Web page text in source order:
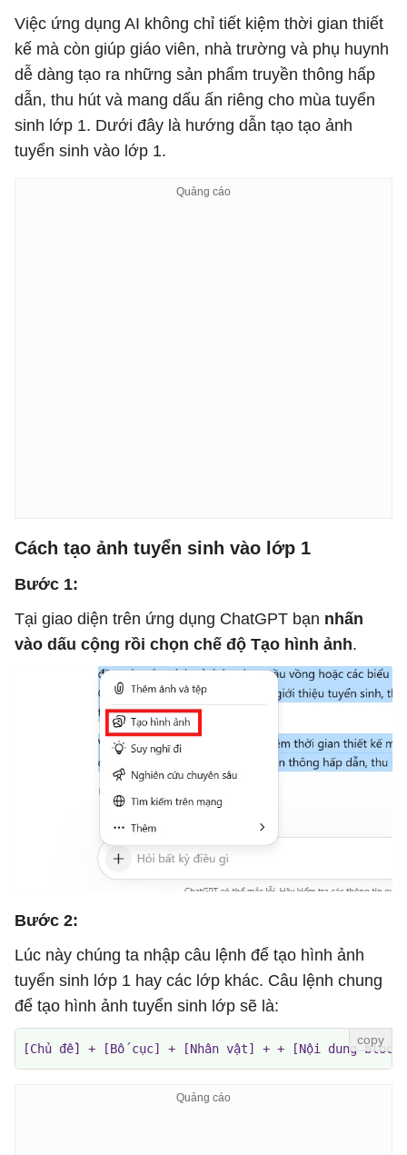
Việc ứng dụng AI không chỉ tiết kiệm thời gian thiết
kế mà còn giúp giáo viên, nhà trường và phụ huynh
dễ dàng tạo ra những sản phẩm truyền thông hấp
dẫn, thu hút và mang dấu ấn riêng cho mùa tuyển
sinh lớp 1. Dưới đây là hướng dẫn tạo tạo ảnh
tuyển sinh vào lớp 1.
Cách tạo ảnh tuyển sinh vào lớp 1
Bước 1:
Tại giao diện trên ứng dụng ChatGPT bạn nhấn
vào dấu cộng rồi chọn chế độ Tạo hình ảnh.
Bước 2:
Lúc này chúng ta nhập câu lệnh để tạo hình ảnh
tuyển sinh lớp 1 hay các lớp khác. Câu lệnh chung
để tạo hình ảnh tuyển sinh lớp sẽ là:
[Chủ đề] + [Bố cục] + [Nhân vật] + + [Nội dung